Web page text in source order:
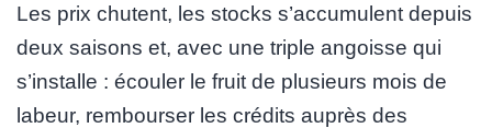
Les prix chutent, les stocks s’accumulent depuis
deux saisons et, avec une triple angoisse qui
s’installe : écouler le fruit de plusieurs mois de
labeur, rembourser les crédits auprès des